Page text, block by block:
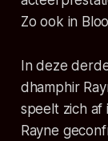
Zo ook in
In deze
dhamphir
speelt zich af
Rayne